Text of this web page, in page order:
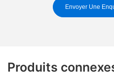
Envoyer Une
Produits